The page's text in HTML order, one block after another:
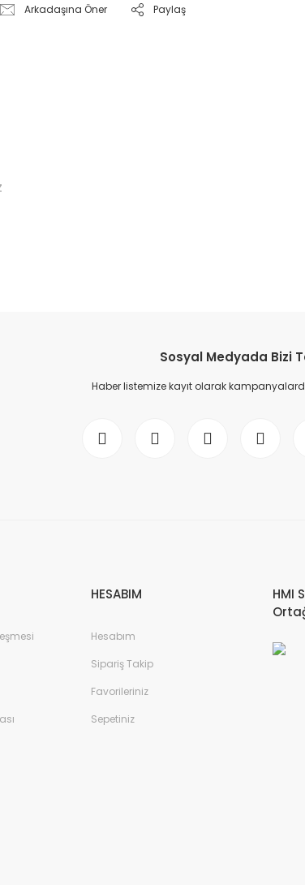
Arkadaşına Öner Paylaş
Sosyal Medyada Bizi
Haber listemize kayıt olarak
HESABIM
Hesabım
Sipariş Takip
Favorileriniz
Sepetiniz
HMI